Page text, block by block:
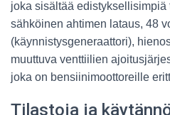
joka sisältää edistyksellisimpiä
sähköinen ahtimen lataus, 48
(käynnistysgeneraattori),
muuttuva venttiilien
joka on bensiinimoottoreille
Tilastoja ja